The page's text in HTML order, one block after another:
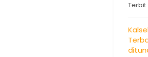
Terbit